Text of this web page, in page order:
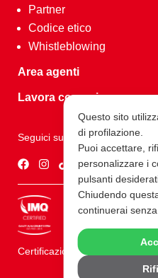
Partner
Codice etico
Whistleblowing
Area agenti
Lavora con noi
Seguici su
Certificazioni ISO 9001
Questo sito
di profilazione.
Puoi accettare,
personalizzare i
pulsanti
Chiudendo
continuerai